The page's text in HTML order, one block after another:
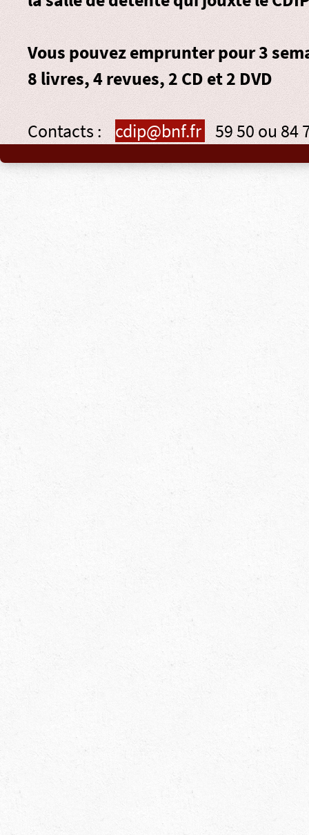
Vous pouvez emprunter pour 3
8 livres, 4 revues, 2 CD et 2 DVD
Contacts : cdip@bnf.fr 59 50 ou 84